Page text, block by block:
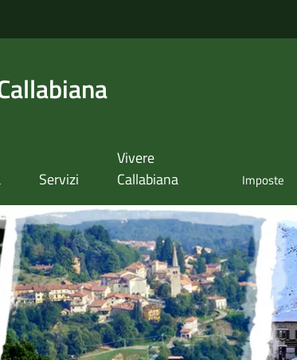
Servizi
Vivere
Callabiana
Imposte